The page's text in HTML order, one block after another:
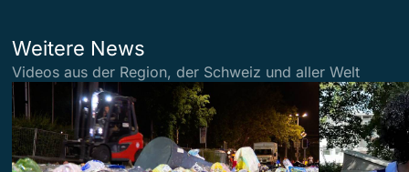
Weitere News
Videos aus der Region, der Schweiz und aller Welt